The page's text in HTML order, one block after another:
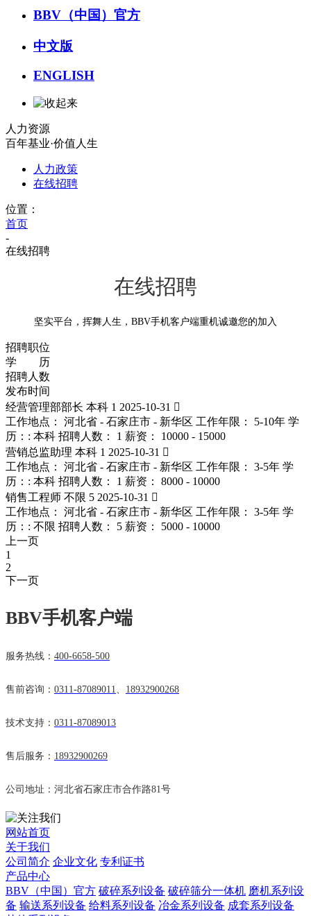
BBV（中国）官方
中文版
ENGLISH
人力资源
百年基业·价值人生
人力政策
在线招聘
位置：
首页
-
在线招聘
在线招聘
坚实平台，挥舞人生，BBV手机客户端重机诚邀您的加入
招聘职位
学 历
招聘人数
发布时间
经营管理部部长 本科 1 2025-10-31 
工作地点： 河北省 - 石家庄市 - 新华区 工作年限： 5-10年 学
历：: 本科 招聘人数： 1 薪资： 10000 - 15000
营销总监助理 本科 1 2025-10-31 
工作地点： 河北省 - 石家庄市 - 新华区 工作年限： 3-5年 学
历：: 本科 招聘人数： 1 薪资： 8000 - 10000
销售工程师 不限 5 2025-10-31 
工作地点： 河北省 - 石家庄市 - 新华区 工作年限： 3-5年 学
历：: 不限 招聘人数： 5 薪资： 5000 - 10000
上一页
1
2
下一页
BBV手机客户端
服务热线： 400-6658-500
售前咨询： 0311-87089011、 18932900268
技术支持： 0311-87089013
售后服务： 18932900269
公司地址：河北省石家庄市合作路81号
网站首页
关于我们
公司简介 企业文化 专利证书
产品中心
BBV（中国）官方 破碎系列设备 破碎筛分一体机 磨机系列设
备 输送系列设备 给料系列设备 冶金系列设备 成套系列设备